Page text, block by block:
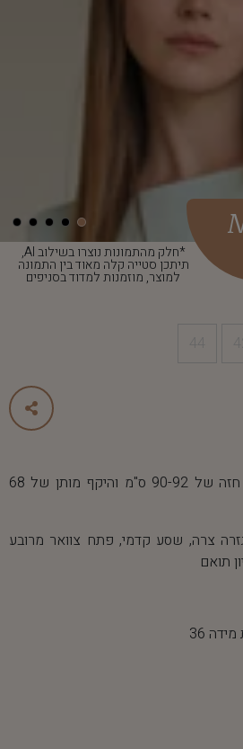
*חלק מהתמונות נוצרו בשילוב AI,
תיתכן סטייה קלה מאוד בין התמונה
למוצר, מוזמנות למדוד בסניפים
מתאימה להיקף חזה של 90-92 ס"מ והיקף מותן של 68
צרה, שסע קדמי, פתח צוואר מרובע
תואם